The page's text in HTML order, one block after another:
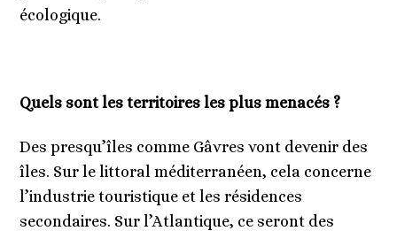
écologique.
Quels sont les territoires les plus menacés ?
Des presqu’îles comme Gâvres vont devenir des
îles. Sur le littoral méditerranéen, cela concerne
l’industrie touristique et les résidences
secondaires. Sur l’Atlantique, ce seront des